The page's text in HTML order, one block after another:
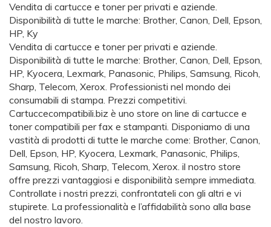
Vendita di cartucce e toner per privati e aziende.
Disponibilità di tutte le marche: Brother, Canon, Dell, Epson,
HP, Ky
Vendita di cartucce e toner per privati e aziende.
Disponibilità di tutte le marche: Brother, Canon, Dell, Epson,
HP, Kyocera, Lexmark, Panasonic, Philips, Samsung, Ricoh,
Sharp, Telecom, Xerox. Professionisti nel mondo dei
consumabili di stampa. Prezzi competitivi.
Cartuccecompatibili.biz è uno store on line di cartucce e
toner compatibili per fax e stampanti. Disponiamo di una
vastità di prodotti di tutte le marche come: Brother, Canon,
Dell, Epson, HP, Kyocera, Lexmark, Panasonic, Philips,
Samsung, Ricoh, Sharp, Telecom, Xerox. il nostro store
offre prezzi vantaggiosi e disponibilità sempre immediata.
Controllate i nostri prezzi, confrontateli con gli altri e vi
stupirete. La professionalità e l’affidabilità sono alla base
del nostro lavoro.